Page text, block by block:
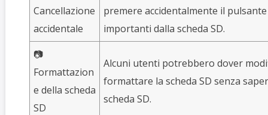
Cancellazione
accidentale
premere accidentalmente il
importanti dalla scheda SD.
📷
Formattazion
e della scheda
SD
Alcuni utenti potrebbero dover
formattare la scheda SD senza
scheda SD.